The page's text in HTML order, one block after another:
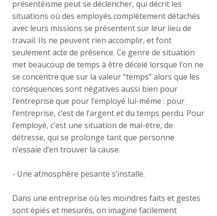
présentéisme peut se déclencher, qui décrit les
situations où des employés complètement détachés
avec leurs missions se présentent sur leur lieu de
travail. Ils ne peuvent rien accomplir, et font
seulement acte de présence. Ce genre de situation
met beaucoup de temps à être décelé lorsque l’on ne
se concentre que sur la valeur “temps” alors que les
conséquences sont négatives aussi bien pour
l’entreprise que pour l’employé lui-même : pour
l’entreprise, c’est de l’argent et du temps perdu. Pour
l’employé, c’est une situation de mal-être, de
détresse, qui se prolonge tant que personne
n’essaie d’en trouver la cause.
- Une atmosphère pesante s’installe.
Dans une entreprise où les moindres faits et gestes
sont épiés et mesurés, on imagine facilement